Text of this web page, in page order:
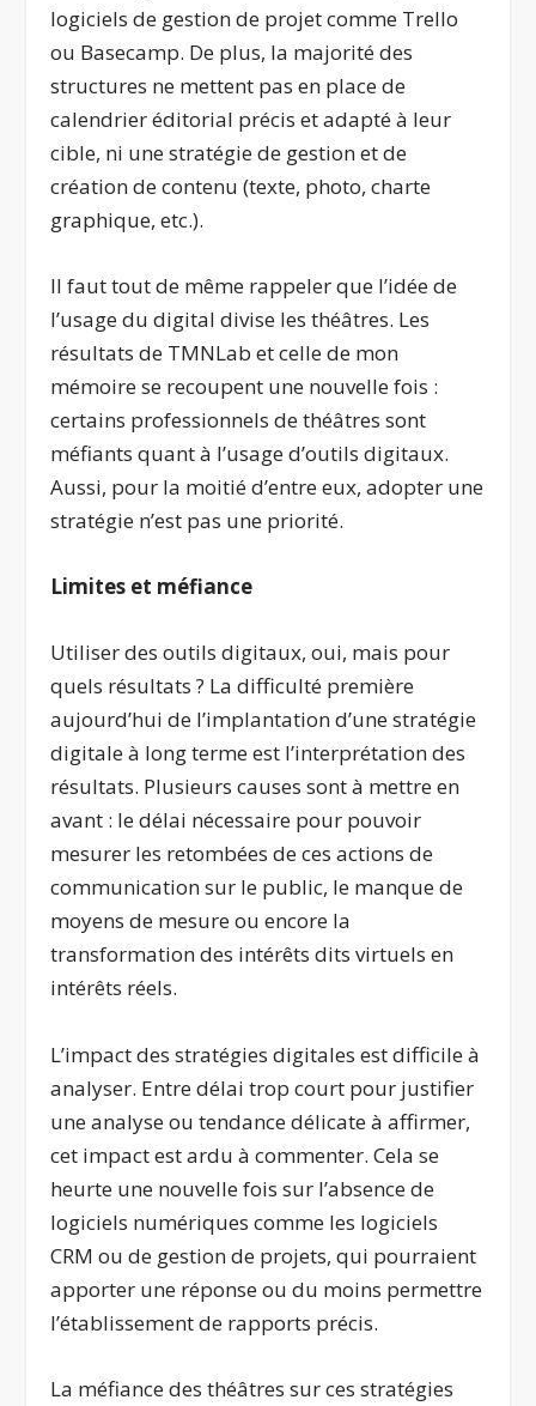
logiciels de gestion de projet comme Trello
ou Basecamp. De plus, la majorité des
structures ne mettent pas en place de
calendrier éditorial précis et adapté à leur
cible, ni une stratégie de gestion et de
création de contenu (texte, photo, charte
graphique, etc.).
Il faut tout de même rappeler que l’idée de
l’usage du digital divise les théâtres. Les
résultats de TMNLab et celle de mon
mémoire se recoupent une nouvelle fois :
certains professionnels de théâtres sont
méfiants quant à l’usage d’outils digitaux.
Aussi, pour la moitié d’entre eux, adopter une
stratégie n’est pas une priorité.
Limites et méfiance
Utiliser des outils digitaux, oui, mais pour
quels résultats ? La difficulté première
aujourd’hui de l’implantation d’une stratégie
digitale à long terme est l’interprétation des
résultats. Plusieurs causes sont à mettre en
avant : le délai nécessaire pour pouvoir
mesurer les retombées de ces actions de
communication sur le public, le manque de
moyens de mesure ou encore la
transformation des intérêts dits virtuels en
intérêts réels.
L’impact des stratégies digitales est difficile à
analyser. Entre délai trop court pour justifier
une analyse ou tendance délicate à affirmer,
cet impact est ardu à commenter. Cela se
heurte une nouvelle fois sur l’absence de
logiciels numériques comme les logiciels
CRM ou de gestion de projets, qui pourraient
apporter une réponse ou du moins permettre
l’établissement de rapports précis.
La méfiance des théâtres sur ces stratégies